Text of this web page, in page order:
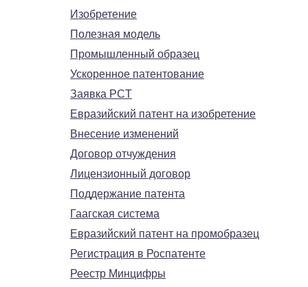
Изобретение
Полезная модель
Промышленный образец
Ускоренное патентование
Заявка PCT
Евразийский патент на изобретение
Внесение изменений
Договор отчуждения
Лицензионный договор
Поддержание патента
Гаагская система
Евразийский патент на промобразец
Регистрация в Роспатенте
Реестр Минцифры